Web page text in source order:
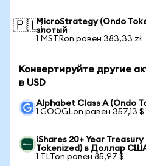
🇵🇱MicroStrategy (Ondo
злотый
1 MSTRon равен 383,33 zł
Конвертируйте другие
в USD
Alphabet Class A (Ondo
1 GOOGLon равен 357,13 $
iShares 20+ Year Treasury
Tokenized) в Доллар
1 TLTon равен 85,97 $